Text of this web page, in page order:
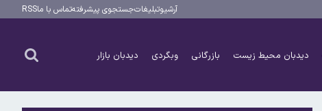
آرشیوتبلیغاتجستجوی پیشرفتهتماس با ماRSS
دیدبان محیط زیست بازرگانی وبگردی دیدبان بازار